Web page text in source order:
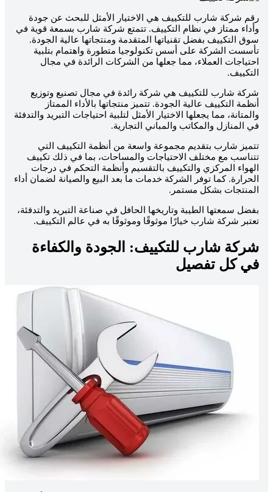
رقم شركة شارب للتكييف هي الاختيار الأمثل للبحث عن جودة
وأداء ممتاز في نظام التكييف. تتمتع شركة شارب بسمعة قوية في
سوق التكييف بفضل تقنياتها المتقدمة ومنتجاتها عالية الجودة.
تأسست الشركة على أسس تكنولوجيا متطورة واهتمام بتلبية
احتياجات العملاء، مما جعلها من الشركات الرائدة في مجال
التكييف.
شركة شارب للتكييف هي شركة رائدة في مجال تصنيع وتوزيع
أنظمة التكييف عالية الجودة. تتميز منتجاتها بالأداء الممتاز
والمتانة، مما يجعلها الاختيار الأمثل لتلبية احتياجات التبريد والتدفئة
في المنازل والمكاتب والمباني التجارية.
تتميز شارب بتقديم مجموعة واسعة من أنظمة التكييف التي
تتناسب مع مختلف الاحتياجات والمساحات، بما في ذلك تكييف
الهواء المركزي والتكييف بالتقسيم وأنظمة التحكم في درجات
الحرارة. كما توفر الشركة خدمات ما بعد البيع والصيانة لضمان أداء
المنتجات بشكل مستمر.
بفضل سمعتها الطيبة وتاريخها الحافل في صناعة التبريد والتدفئة،
تعتبر شركة شارب خيارًا موثوقًا وموثوقًا به في عالم التكييف.
شركة شارب للتكييف: الجودة والكفاءة
في كل تفصيل